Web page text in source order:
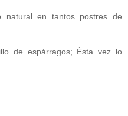
natural en tantos postres de
de espárragos; Ésta vez lo